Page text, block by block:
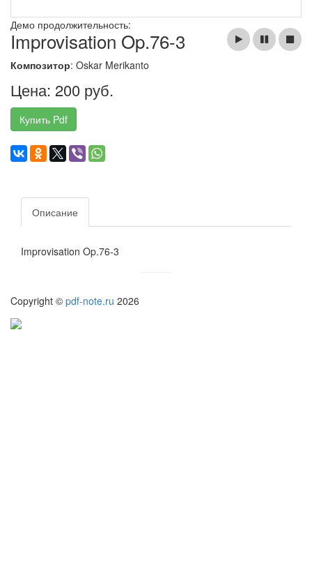
Демо продолжительность:
Improvisation Op.76-3
Композитор: Oskar Merikanto
Цена: 200 руб.
Купить Pdf
Описание
Improvisation Op.76-3
Copyright © pdf-note.ru 2026